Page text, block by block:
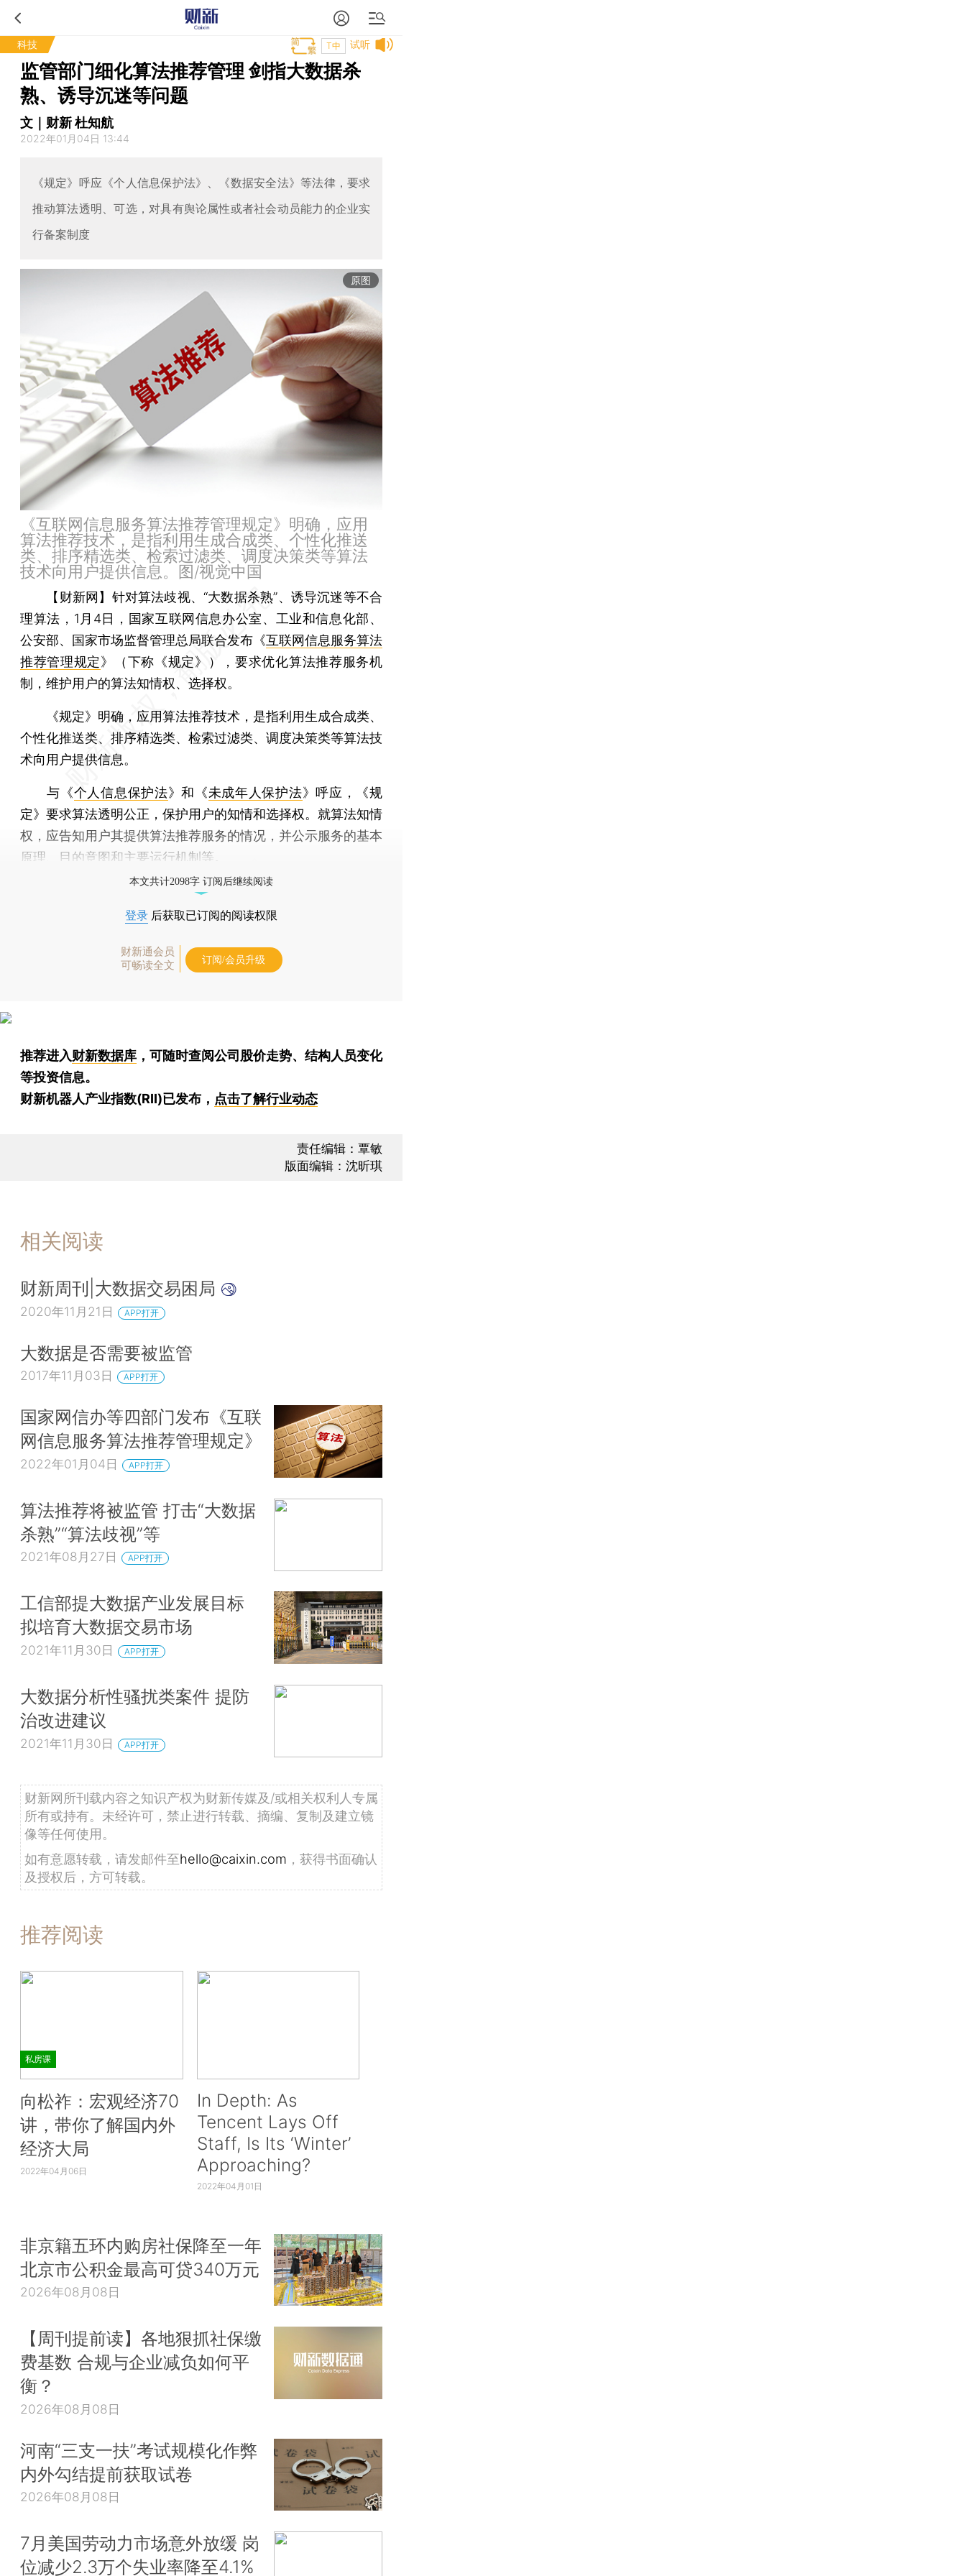
科技 试听
T中
监管部门细化算法推荐管理 剑指大数据杀
熟、诱导沉迷等问题
文｜财新 杜知航
2022年01月04日 13:44
《规定》呼应《个人信息保护法》、《数据安全法》等法律，要求
推动算法透明、可选，对具有舆论属性或者社会动员能力的企业实
行备案制度
原图
《互联网信息服务算法推荐管理规定》明确，应用
算法推荐技术，是指利用生成合成类、个性化推送
类、排序精选类、检索过滤类、调度决策类等算法
技术向用户提供信息。图/视觉中国
【财新网】 针对算法歧视、“大数据杀熟”、诱导沉迷等不合
理算法，1月4日，国家互联网信息办公室、工业和信息化部、
公安部、国家市场监督管理总局联合发布《互联网信息服务算法
推荐管理规定》（下称《规定》），要求优化算法推荐服务机
制，维护用户的算法知情权、选择权。
《规定》明确，应用算法推荐技术，是指利用生成合成类、
个性化推送类、排序精选类、检索过滤类、调度决策类等算法技
术向用户提供信息。
与《个人信息保护法》和《未成年人保护法》呼应，《规
定》要求算法透明公正，保护用户的知情和选择权。就算法知情
权，应告知用户其提供算法推荐服务的情况，并公示服务的基本
原理、目的意图和主要运行机制等。
本文共计2098字 订阅后继续阅读
登录 后获取已订阅的阅读权限
财新通会员
可畅读全文
订阅/会员升级
推荐进入财新数据库 ，可随时查阅公司股价走势、结构人员变化
等投资信息。
财新机器人产业指数(RII)已发布， 点击了解行业动态
责任编辑：覃敏
版面编辑：沈昕琪
相关阅读
财新周刊|大数据交易困局
2020年11月21日 APP打开
大数据是否需要被监管
2017年11月03日 APP打开
国家网信办等四部门发布《互联
网信息服务算法推荐管理规定》
2022年01月04日 APP打开
算法推荐将被监管 打击“大数据
杀熟”“算法歧视”等
2021年08月27日 APP打开
工信部提大数据产业发展目标
拟培育大数据交易市场
2021年11月30日 APP打开
大数据分析性骚扰类案件 提防
治改进建议
2021年11月30日 APP打开
财新网所刊载内容之知识产权为财新传媒及/或相关权利人专属
所有或持有。未经许可，禁止进行转载、摘编、复制及建立镜
像等任何使用。
如有意愿转载，请发邮件至hello@caixin.com ，获得书面确认
及授权后，方可转载。
推荐阅读
私房课
向松祚：宏观经济70
讲，带你了解国内外
经济大局
2022年04月06日
In Depth: As
Tencent Lays Off
Staff, Is Its ‘Winter’
Approaching?
2022年04月01日
非京籍五环内购房社保降至一年
北京市公积金最高可贷340万元
2026年08月08日
【周刊提前读】各地狠抓社保缴
费基数 合规与企业减负如何平
衡？
2026年08月08日
河南“三支一扶”考试规模化作弊
内外勾结提前获取试卷
2026年08月08日
7月美国劳动力市场意外放缓 岗
位减少2.3万个失业率降至4.1%